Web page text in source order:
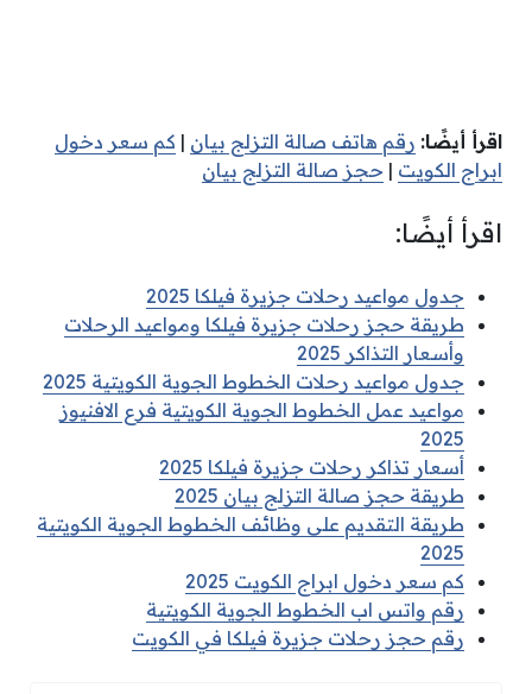
اقرأ أيضًا: رقم هاتف صالة التزلج بيان | كم سعر دخول
ابراج الكويت | حجز صالة التزلج بيان
اقرأ أيضًا:
جدول مواعيد رحلات جزيرة فيلكا 2025
طريقة حجز رحلات جزيرة فيلكا ومواعيد الرحلات
وأسعار التذاكر 2025
جدول مواعيد رحلات الخطوط الجوية الكويتية 2025
مواعيد عمل الخطوط الجوية الكويتية فرع الافنيوز
2025
أسعار تذاكر رحلات جزيرة فيلكا 2025
طريقة حجز صالة التزلج بيان 2025
طريقة التقديم على وظائف الخطوط الجوية الكويتية
2025
كم سعر دخول ابراج الكويت 2025
رقم واتس اب الخطوط الجوية الكويتية
رقم حجز رحلات جزيرة فيلكا في الكويت